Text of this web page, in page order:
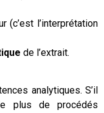
(c’est l’interprétation
de l’extrait.
analytiques. S’il
plus de procédés